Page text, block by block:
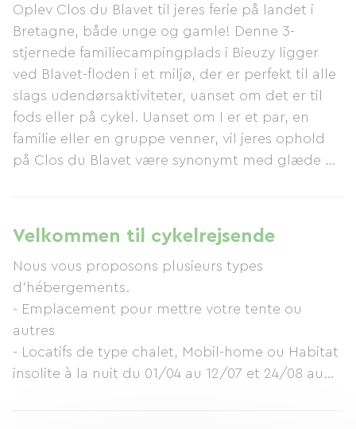
Oplev Clos du Blavet til jeres ferie på landet i
Bretagne, både unge og gamle! Denne 3-
stjernede familiecampingplads i Bieuzy ligger
ved Blavet-floden i et miljø, der er perfekt til alle
slags udendørsaktiviteter, uanset om det er til
fods eller på cykel. Uanset om I er et par, en
familie eller en gruppe venner, vil jeres ophold
på Clos du Blavet være synonymt med glæde og
rutsjebane, trampoliner, sportsbaner (volleyball,
fodbold, badminton osv.), bordtennisborde, en
tv-stue og gratis Wi-Fi. En foodtruck, der
serverer pizza, besøger stedet flere gange om
ugen i juli og august. Hver uge tilbyder
campingpladsen Clos du Blavet en temaaften
med sjov og en afslappet atmosfære (mod et
ekstra gebyr). For bedre at kunne betjene sine
Velkommen til cykelrejsende
Nous vous proposons plusieurs types
d'hébergements.
- Emplacement pour mettre votre tente ou
autres
- Locatifs de type chalet, Mobil-home ou Habitat
insolite à la nuit du 01/04 au 12/07 et 24/08 au